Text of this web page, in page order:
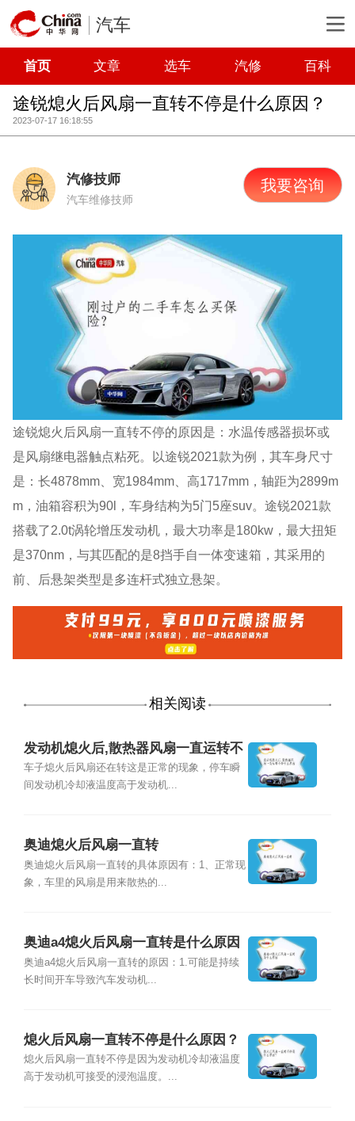
汽车
首页 文章 选车 汽修 百科
途锐熄火后风扇一直转不停是什么原因？
2023-07-17 16:18:55
汽修技师
汽车维修技师
我要咨询
途锐熄火后风扇一直转不停的原因是：水温传感器损坏或
是风扇继电器触点粘死。以途锐2021款为例，其车身尺寸
是：长4878mm、宽1984mm、高1717mm，轴距为2899m
m，油箱容积为90l，车身结构为5门5座suv。途锐2021款
搭载了2.0t涡轮增压发动机，最大功率是180kw，最大扭矩
是370nm，与其匹配的是8挡手自一体变速箱，其采用的
前、后悬架类型是多连杆式独立悬架。
相关阅读
发动机熄火后,散热器风扇一直运转不
停什么原因
车子熄火后风扇还在转这是正常的现象，停车瞬
间发动机冷却液温度高于发动机...
奥迪熄火后风扇一直转
奥迪熄火后风扇一直转的具体原因有：1、正常现
象，车里的风扇是用来散热的...
奥迪a4熄火后风扇一直转是什么原因
奥迪a4熄火后风扇一直转的原因：1.可能是持续
长时间开车导致汽车发动机...
熄火后风扇一直转不停是什么原因？
熄火后风扇一直转不停是因为发动机冷却液温度
高于发动机可接受的浸泡温度。...